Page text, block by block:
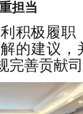
担当
积极履职
的建议，
完善贡献